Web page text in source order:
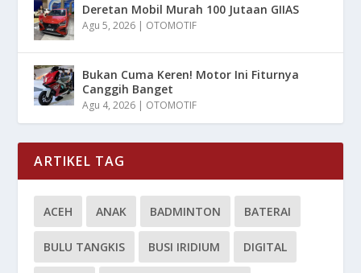
Deretan Mobil Murah 100 Jutaan GIIAS
Agu 5, 2026 | OTOMOTIF
Bukan Cuma Keren! Motor Ini Fiturnya
Canggih Banget
Agu 4, 2026 | OTOMOTIF
ARTIKEL TAG
ACEH ANAK BADMINTON BATERAI
BULU TANGKIS BUSI IRIDIUM DIGITAL